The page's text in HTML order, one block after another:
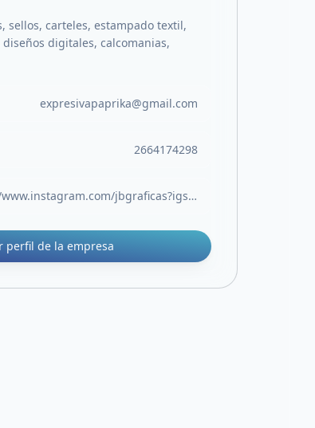
sellos, carteles, estampado textil,
digitales, calcomanias,
expresivapaprika@gmail.com
2664174298
https://www.instagram.com/jbgraficas?igsh=bWx0dzJmYTV0ZXQ4&utm_source=qr
perfil de la empresa